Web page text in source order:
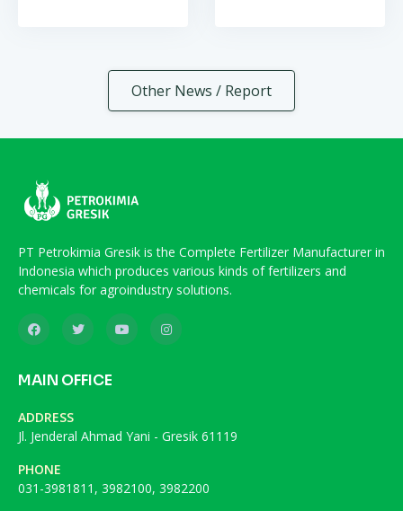
Other News / Report
PT Petrokimia Gresik is the Complete Fertilizer Manufacturer in
Indonesia which produces various kinds of fertilizers and
chemicals for agroindustry solutions.
MAIN OFFICE
ADDRESS
Jl. Jenderal Ahmad Yani - Gresik 61119
PHONE
031-3981811, 3982100, 3982200